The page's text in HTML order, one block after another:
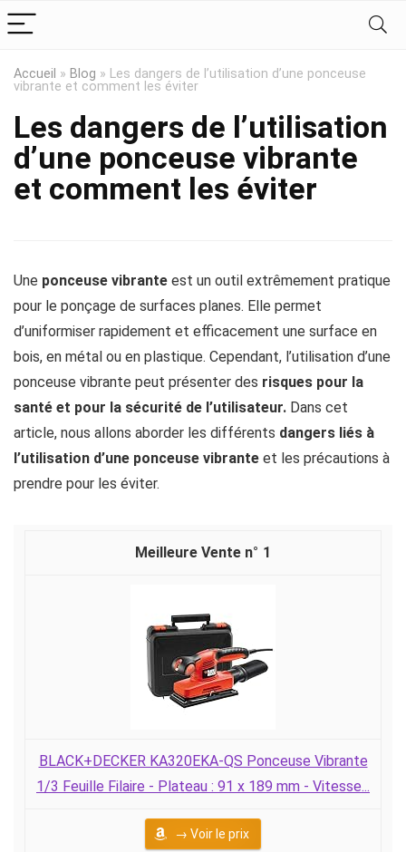
Accueil » Blog » Les dangers de l’utilisation d’une ponceuse
vibrante et comment les éviter
Les dangers de l’utilisation
d’une ponceuse vibrante
et comment les éviter
Une ponceuse vibrante est un outil extrêmement pratique
pour le ponçage de surfaces planes. Elle permet
d’uniformiser rapidement et efficacement une surface en
bois, en métal ou en plastique. Cependant, l’utilisation d’une
ponceuse vibrante peut présenter des risques pour la
santé et pour la sécurité de l’utilisateur. Dans cet
article, nous allons aborder les différents dangers liés à
l’utilisation d’une ponceuse vibrante et les précautions à
prendre pour les éviter.
1
BLACK+DECKER KA320EKA-QS Ponceuse Vibrante
1/3 Feuille Filaire - Plateau : 91 x 189 mm - Vitesse...
→ Voir le prix